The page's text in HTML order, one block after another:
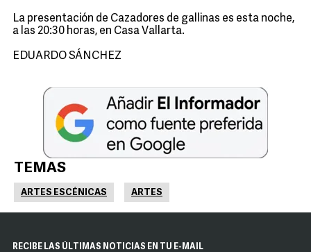
La presentación de Cazadores de gallinas es esta noche,
a las 20:30 horas, en Casa Vallarta.
EDUARDO SÁNCHEZ
TEMAS
ARTES ESCÉNICAS ARTES
RECIBE LAS ÚLTIMAS NOTICIAS EN TU E-MAIL